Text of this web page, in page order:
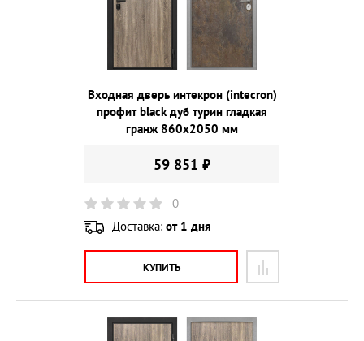
Входная дверь интекрон (intecron)
профит black дуб турин гладкая
гранж 860х2050 мм
59 851 ₽
0
Доставка: от 1 дня
КУПИТЬ